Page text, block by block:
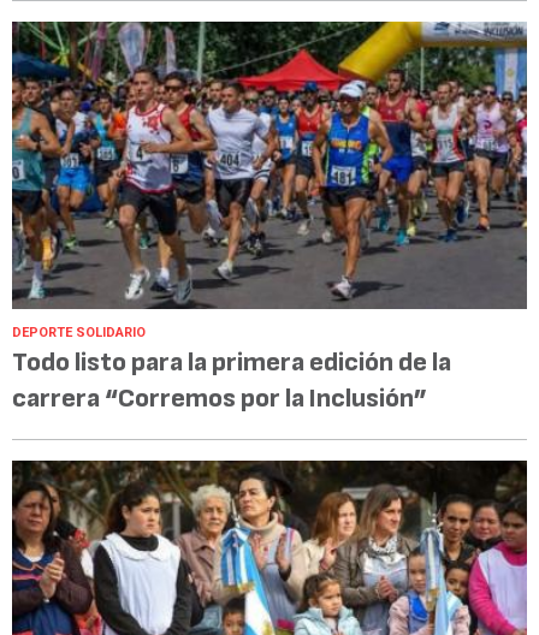
DEPORTE SOLIDARIO
Todo listo para la primera edición de la
carrera “Corremos por la Inclusión”